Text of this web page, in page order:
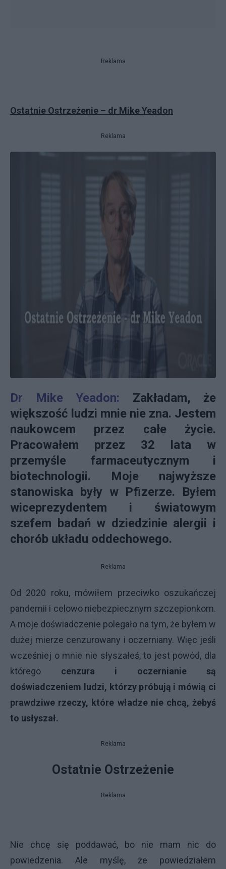
Reklama
Ostatnie Ostrzeżenie – dr Mike Yeadon
Reklama
Dr Mike Yeadon:
Zakładam, że
większość ludzi mnie nie zna. Jestem
naukowcem przez całe życie.
Pracowałem przez 32 lata w
przemyśle farmaceutycznym i
biotechnologii. Moje najwyższe
stanowiska były w Pfizerze. Byłem
wiceprezydentem i światowym
szefem badań w dziedzinie alergii i
chorób układu oddechowego.
Reklama
Od 2020 roku, mówiłem przeciwko oszukańczej
pandemii i celowo niebezpiecznym szczepionkom.
A moje doświadczenie polegało na tym, że byłem w
dużej mierze cenzurowany i oczerniany. Więc jeśli
wcześniej o mnie nie słyszałeś, to jest powód, dla
którego cenzura i oczernianie są
doświadczeniem ludzi, którzy próbują i mówią ci
prawdziwe rzeczy, które władze nie chcą, żebyś
to usłyszał.
Reklama
Ostatnie Ostrzeżenie
Reklama
Nie chcę się poddawać, bo nie mam nic do
powiedzenia. Ale myślę, że powiedziałem